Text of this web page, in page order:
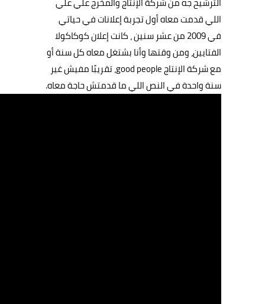
اللي قدمت معاه أول تجربة إعلانات في حياتي
في 2009 من عشر سنين ، كانت إعلان كوكاكولا
الفتايين، ومن وقتها وأنا بشتغل معاه كل سنة أو
مع شركة الإنتاج good people، تقريبًا مفيش غير
سنة واحدة في النص اللي ما قدمتش حاجة معاه.